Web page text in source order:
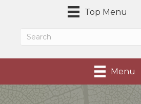
Top Menu
Menu